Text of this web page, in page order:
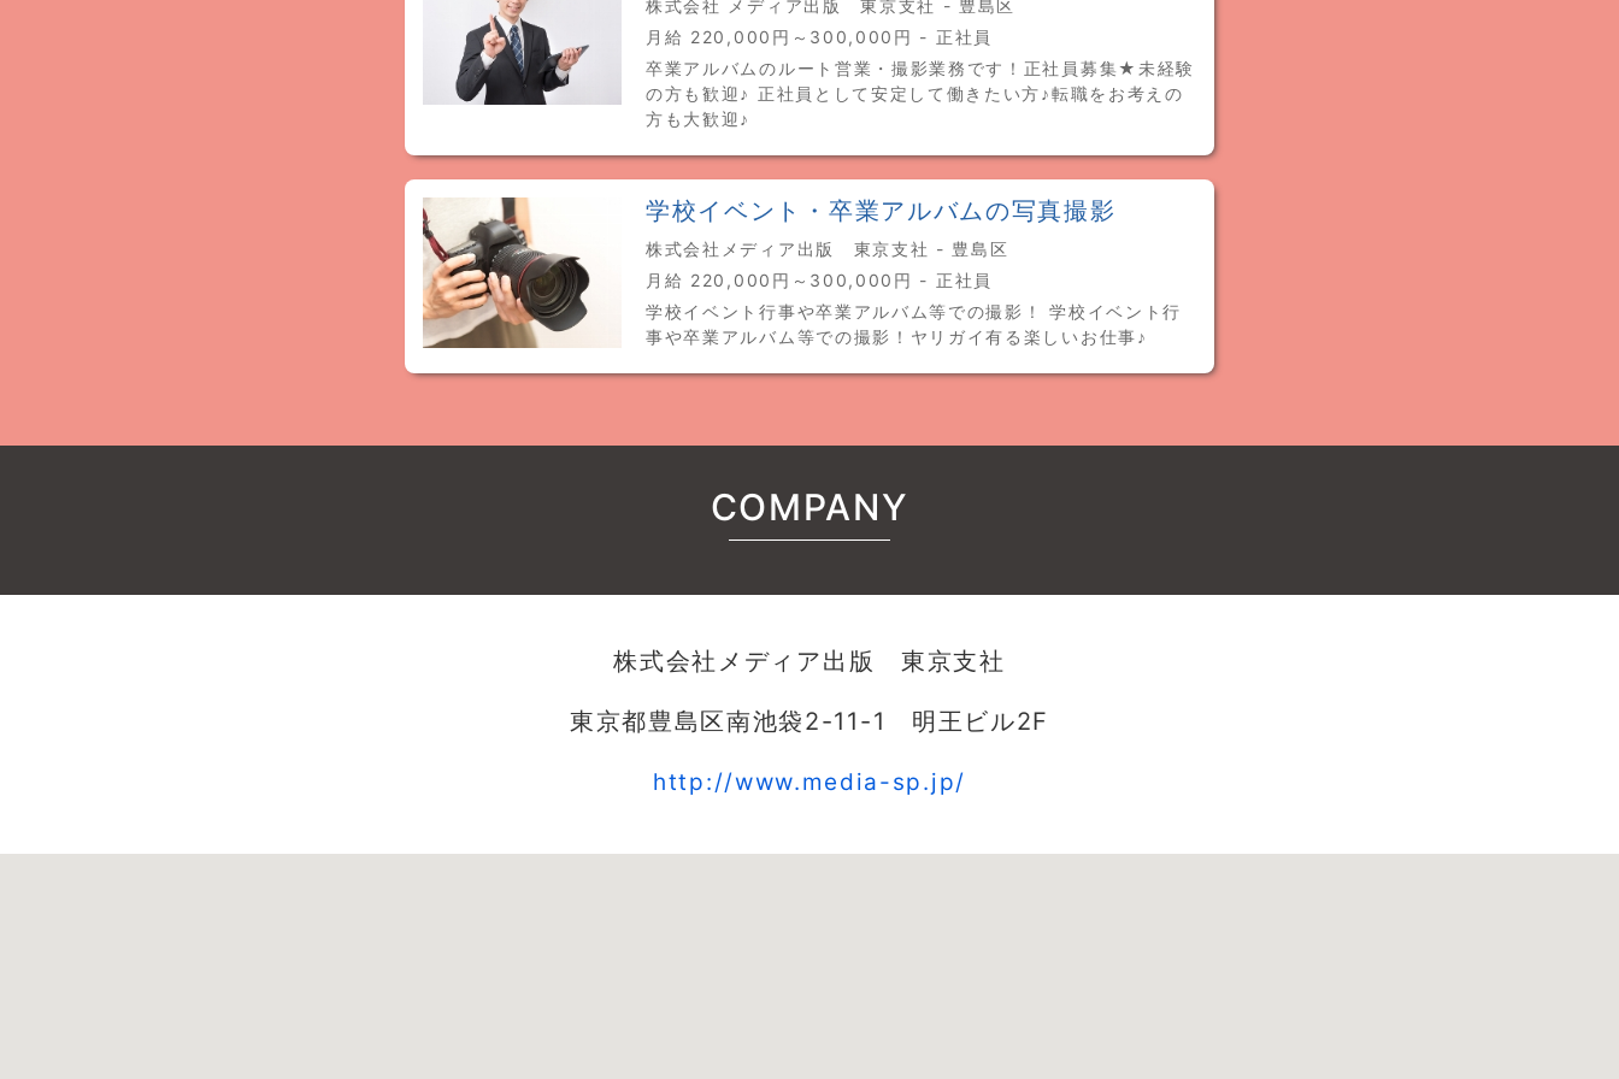
株式会社 メディア出版 東京支社 - 豊島区
月給 220,000円～300,000円 - 正社員
卒業アルバムのルート営業・撮影業務です！正社員募集★未経験
の方も歓迎♪ 正社員として安定して働きたい方♪転職をお考えの
方も大歓迎♪
学校イベント・卒業アルバムの写真撮影
株式会社メディア出版 東京支社 - 豊島区
月給 220,000円～300,000円 - 正社員
学校イベント行事や卒業アルバム等での撮影！ 学校イベント行
事や卒業アルバム等での撮影！ヤリガイ有る楽しいお仕事♪
COMPANY
株式会社メディア出版 東京支社
東京都豊島区南池袋2-11-1 明王ビル2F
http://www.media-sp.jp/